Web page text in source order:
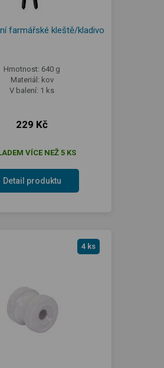
farmářské kleště/kladivo
Hmotnost: 640 g
Materiál: kov
V balení: 1 ks
229 Kč
VÍCE NEŽ 5 KS
Detail produktu
4 ks